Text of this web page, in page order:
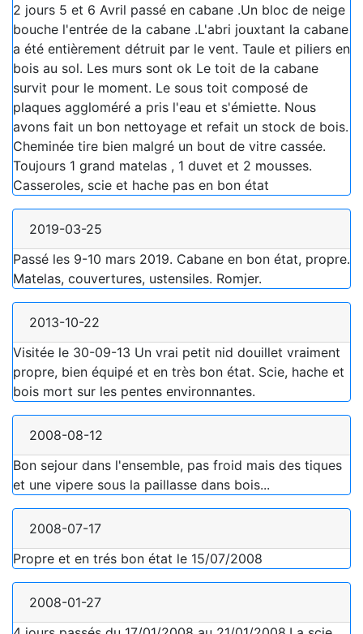
2 jours 5 et 6 Avril passé en cabane .Un bloc de neige
bouche l'entrée de la cabane .L'abri jouxtant la cabane
a été entièrement détruit par le vent. Taule et piliers en
bois au sol. Les murs sont ok Le toit de la cabane
survit pour le moment. Le sous toit composé de
plaques aggloméré a pris l'eau et s'émiette. Nous
avons fait un bon nettoyage et refait un stock de bois.
Cheminée tire bien malgré un bout de vitre cassée.
Toujours 1 grand matelas , 1 duvet et 2 mousses.
Casseroles, scie et hache pas en bon état
2019-03-25
Passé les 9-10 mars 2019. Cabane en bon état, propre.
Matelas, couvertures, ustensiles. Romjer.
2013-10-22
Visitée le 30-09-13 Un vrai petit nid douillet vraiment
propre, bien équipé et en très bon état. Scie, hache et
bois mort sur les pentes environnantes.
2008-08-12
Bon sejour dans l'ensemble, pas froid mais des tiques
et une vipere sous la paillasse dans bois...
2008-07-17
Propre et en trés bon état le 15/07/2008
2008-01-27